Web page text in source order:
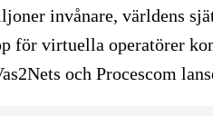
invånare, världens
för virtuella operatörer
och Procescom